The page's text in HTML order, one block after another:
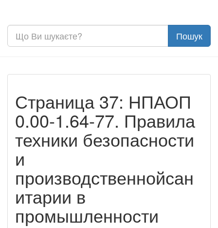
Страница 37: НПАОП
0.00-1.64-77. Правила
техники безопасности
и
производственнойсан
итарии в
промышленности